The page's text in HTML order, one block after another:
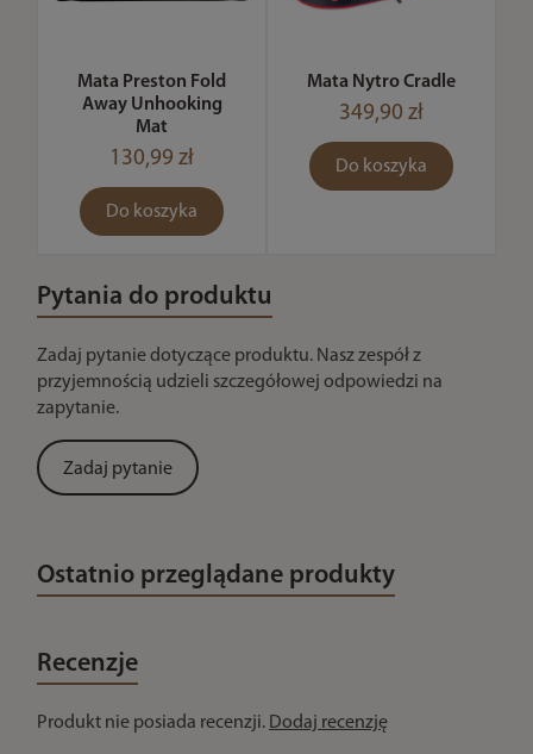
Mata Preston Fold
Away Unhooking
Mat
130,99 zł
Do koszyka
Mata Nytro Cradle
349,90 zł
Do koszyka
Pytania do produktu
Zadaj pytanie dotyczące produktu. Nasz zespół z
przyjemnością udzieli szczegółowej odpowiedzi na
zapytanie.
Zadaj pytanie
Ostatnio przeglądane produkty
Recenzje
Produkt nie posiada recenzji. Dodaj recenzję